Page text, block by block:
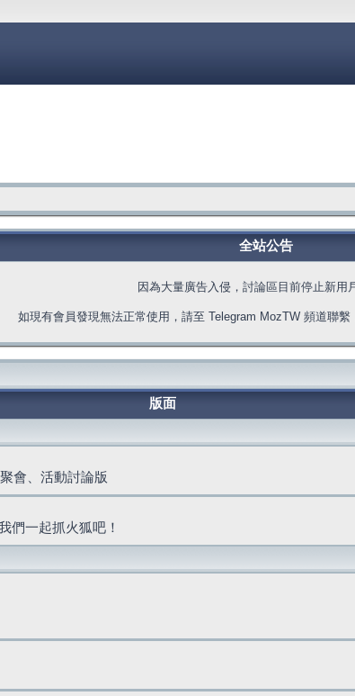
全站公告
因為大量廣告入侵，討論區目前停止新用
如現有會員發現無法正常使用，請至 Telegram MozTW 頻道聯
版面
會、活動討論版
們一起抓火狐吧！